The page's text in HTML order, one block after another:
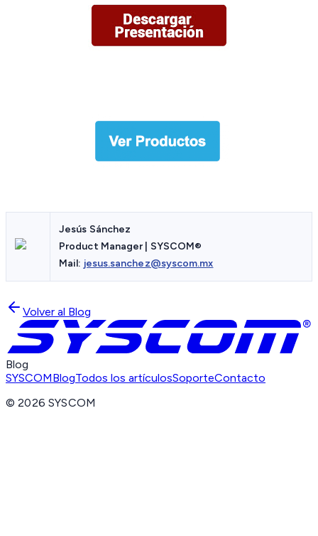
Jesús Sánchez
Product Manager | SYSCOM®
Mail: jesus.sanchez@syscom.mx
Volver al Blog
Blog
SYSCOMBlogTodos los artículosSoporteContacto
©2026 SYSCOM